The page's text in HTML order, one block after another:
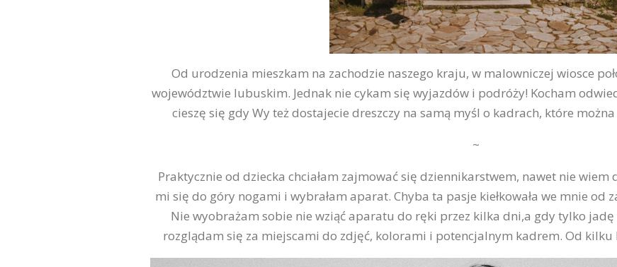
Od urodzenia mieszkam na zachodzie naszego kraju, w malowniczej wiosce
województwie lubuskim. Jednak nie cykam się wyjazdów i podróży! Kocham
cieszę się gdy Wy też dostajecie dreszczy na samą myśl o kadrach, które
~
Praktycznie od dziecka chciałam zajmować się dziennikarstwem, nawet nie wiem
mi się do góry nogami i wybrałam aparat. Chyba ta pasje kiełkowała we mnie od
Nie wyobrażam sobie nie wziąć aparatu do ręki przez kilka dni,a gdy tylko
rozglądam się za miejscami do zdjęć, kolorami i potencjalnym kadrem. Od